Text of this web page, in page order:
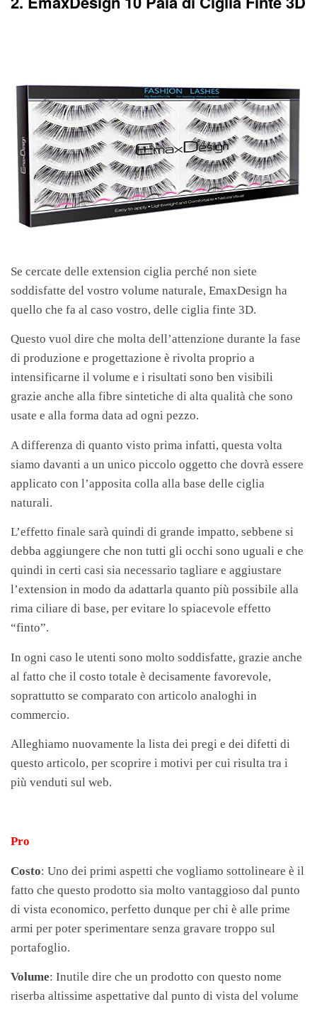
Se cercate delle extension ciglia perché non siete
soddisfatte del vostro volume naturale, EmaxDesign ha
quello che fa al caso vostro, delle ciglia finte 3D.
Questo vuol dire che molta dell’attenzione durante la fase
di produzione e progettazione è rivolta proprio a
intensificarne il volume e i risultati sono ben visibili
grazie anche alla fibre sintetiche di alta qualità che sono
usate e alla forma data ad ogni pezzo.
A differenza di quanto visto prima infatti, questa volta
siamo davanti a un unico piccolo oggetto che dovrà essere
applicato con l’apposita colla alla base delle ciglia
naturali.
L’effetto finale sarà quindi di grande impatto, sebbene si
debba aggiungere che non tutti gli occhi sono uguali e che
quindi in certi casi sia necessario tagliare e aggiustare
l’extension in modo da adattarla quanto più possibile alla
rima ciliare di base, per evitare lo spiacevole effetto
“finto”.
In ogni caso le utenti sono molto soddisfatte, grazie anche
al fatto che il costo totale è decisamente favorevole,
soprattutto se comparato con articolo analoghi in
commercio.
Alleghiamo nuovamente la lista dei pregi e dei difetti di
questo articolo, per scoprire i motivi per cui risulta tra i
più venduti sul web.
Pro
Costo: Uno dei primi aspetti che vogliamo sottolineare è il
fatto che questo prodotto sia molto vantaggioso dal punto
di vista economico, perfetto dunque per chi è alle prime
armi per poter sperimentare senza gravare troppo sul
portafoglio.
Volume: Inutile dire che un prodotto con questo nome
riserba altissime aspettative dal punto di vista del volume